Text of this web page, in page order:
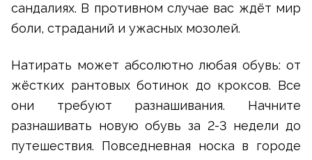
сандалиях. В противном случае вас ждёт мир
боли, страданий и ужасных мозолей.
Натирать может абсолютно любая обувь: от
жёстких рантовых ботинок до кроксов. Все
они требуют разнашивания. Начните
разнашивать новую обувь за 2-3 недели до
путешествия. Повседневная носка в городе